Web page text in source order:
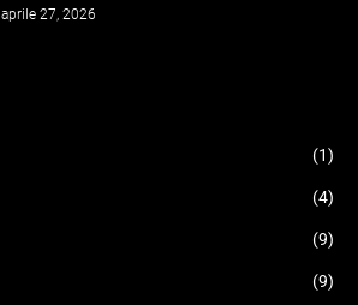
aprile 27, 2026
(1)
(4)
(9)
(9)